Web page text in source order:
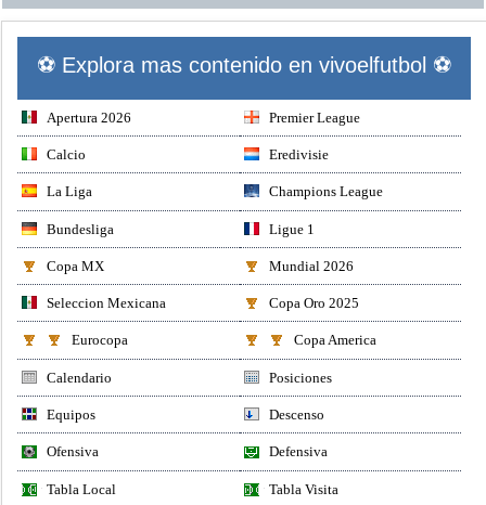
⚽ Explora mas contenido en vivoelfutbol ⚽
Apertura 2026 Premier League
Calcio Eredivisie
La Liga Champions League
Bundesliga Ligue 1
Copa MX Mundial 2026
Seleccion Mexicana Copa Oro 2025
Eurocopa Copa America
Calendario Posiciones
Equipos Descenso
Ofensiva Defensiva
Tabla Local Tabla Visita